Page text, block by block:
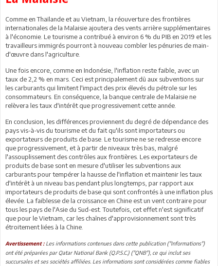
Comme en Thaïlande et au Vietnam, la réouverture des frontières
internationales de la Malaisie ajoutera des vents arrière supplémentaires
à l'économie. Le tourisme a contribué à environ 6 % du PIB en 2019 et les
travailleurs immigrés pourront à nouveau combler les pénuries de main-
d'œuvre dans l'agriculture.
Une fois encore, comme en Indonésie, l'inflation reste faible, avec un
taux de 2,2 % en mars. Ceci est principalement dû aux subventions sur
les carburants qui limitent l'impact des prix élevés du pétrole sur les
consommateurs. En conséquence, la banque centrale de Malaisie ne
relèvera les taux d'intérêt que progressivement cette année.
En conclusion, les différences proviennent du degré de dépendance des
pays vis-à-vis du tourisme et du fait qu'ils sont importateurs ou
exportateurs de produits de base. Le tourisme ne se redresse encore
que progressivement, et à partir de niveaux très bas, malgré
l'assouplissement des contrôles aux frontières. Les exportateurs de
produits de base sont en mesure d'utiliser les subventions aux
carburants pour tempérer la hausse de l'inflation et maintenir les taux
d'intérêt à un niveau bas pendant plus longtemps, par rapport aux
importateurs de produits de base qui sont confrontés à une inflation plus
élevée. La faiblesse de la croissance en Chine est un vent contraire pour
tous les pays de l'Asie du Sud-est. Toutefois, cet effet n'est significatif
que pour le Vietnam, car les chaînes d'approvisionnement sont très
étroitement liées à la Chine.
Avertissement :Les informations contenues dans cette publication ("Informations")
ont été préparées par Qatar National Bank (Q.P.S.C.) ("QNB"), ce qui inclut ses
succursales et ses sociétés affiliées. Les informations sont considérées comme fiables